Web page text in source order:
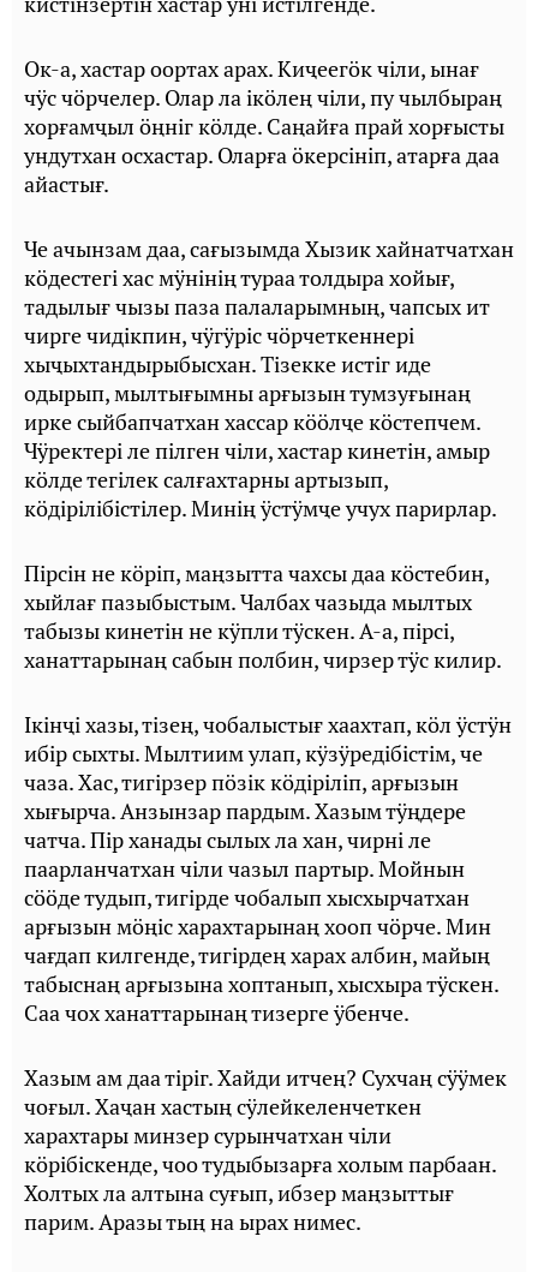
Ок-а, хастар оортах арах. Киҷеегӧк чiли, ынағ
чӱс чӧрчелер. Олар ла iкӧлең чiли, пу чылбыраң
хорғамҷыл ӧңнiг кӧлде. Саңайға прай хорғысты
ундутхан осхастар. Оларға ӧкерсiнiп, атарға даа
айастығ.
Че ачынзам даа, сағызымда Хызик хайнатчатхан
кӧдестегi хас мӱнiнiң тураа толдыра хойығ,
тадылығ чызы паза палаларымның, чапсых ит
чирге чидiкпин, чӱгӱрiс чӧрчеткеннерi
хыҷыхтандырыбысхан. Тiзекке истiг иде
одырып, мылтығымны арғызын тумзуғынаң
ирке сыйбапчатхан хассар кӧӧлҷе кӧстепчем.
Чӱректерi ле пiлген чiли, хастар кинетiн, амыр
кӧлде тегiлек салғахтарны артызып,
кӧдiрiлiбiстiлер. Минiң ӱстӱмҷе учух парирлар.
Пiрсiн не кӧрiп, маңзытта чахсы даа кӧстебин,
хыйлағ пазыбыстым. Чалбах чазыда мылтых
табызы кинетiн не кӱпли тӱскен. А-а, пiрсi,
ханаттарынаң сабын полбин, чирзер тӱс килир.
Iкiнҷi хазы, тiзең, чобалыстығ хаахтап, кӧл ӱстӱн
ибiр сыхты. Мылтиим улап, кӱзӱредiбiстiм, че
чаза. Хас, тигiрзер пӧзiк кӧдiрiлiп, арғызын
хығырча. Анзынзар пардым. Хазым тӱңдере
чатча. Пiр ханады сылых ла хан, чирнi ле
паарланчатхан чiли чазыл партыр. Мойнын
сӧӧде тудып, тигiрде чобалып хысхырчатхан
арғызын мӧңiс харахтарынаң хооп чӧрче. Мин
чағдап килгенде, тигiрдең харах албин, майың
табыснаң арғызына хоптанып, хысхыра тӱскен.
Саа чох ханаттарынаң тизерге ӱбенче.
Хазым ам даа тiрiг. Хайди итчең? Сухчаң сӱӱмек
чоғыл. Хаҷан хастың сӱлейкеленчеткен
харахтары минзер сурынчатхан чiли
кӧрiбiскенде, чоо тудыбызарға холым парбаан.
Холтых ла алтына суғып, ибзер маңзыттығ
парим. Аразы тың на ырах нимес.